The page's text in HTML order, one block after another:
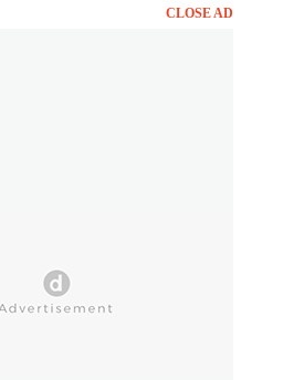
CLOSE AD